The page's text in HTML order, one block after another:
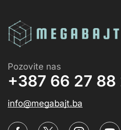
Pozovite nas
+387 66 27 88
info@megabajt.ba